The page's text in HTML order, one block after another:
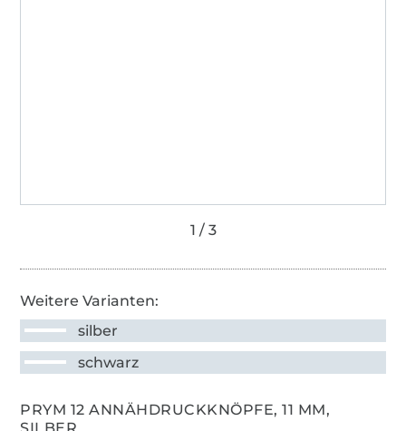
Weitere Varianten:
silber
schwarz
PRYM 12 ANNÄHDRUCKKNÖPFE, 11 MM,